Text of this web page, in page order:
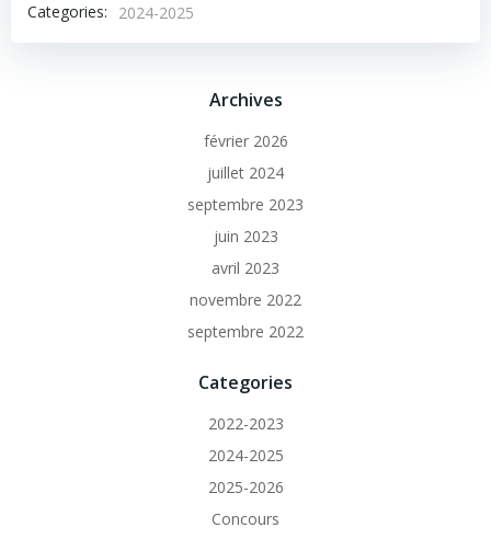
Categories: 2024-2025
Archives
février 2026
juillet 2024
septembre 2023
juin 2023
avril 2023
novembre 2022
septembre 2022
Categories
2022-2023
2024-2025
2025-2026
Concours